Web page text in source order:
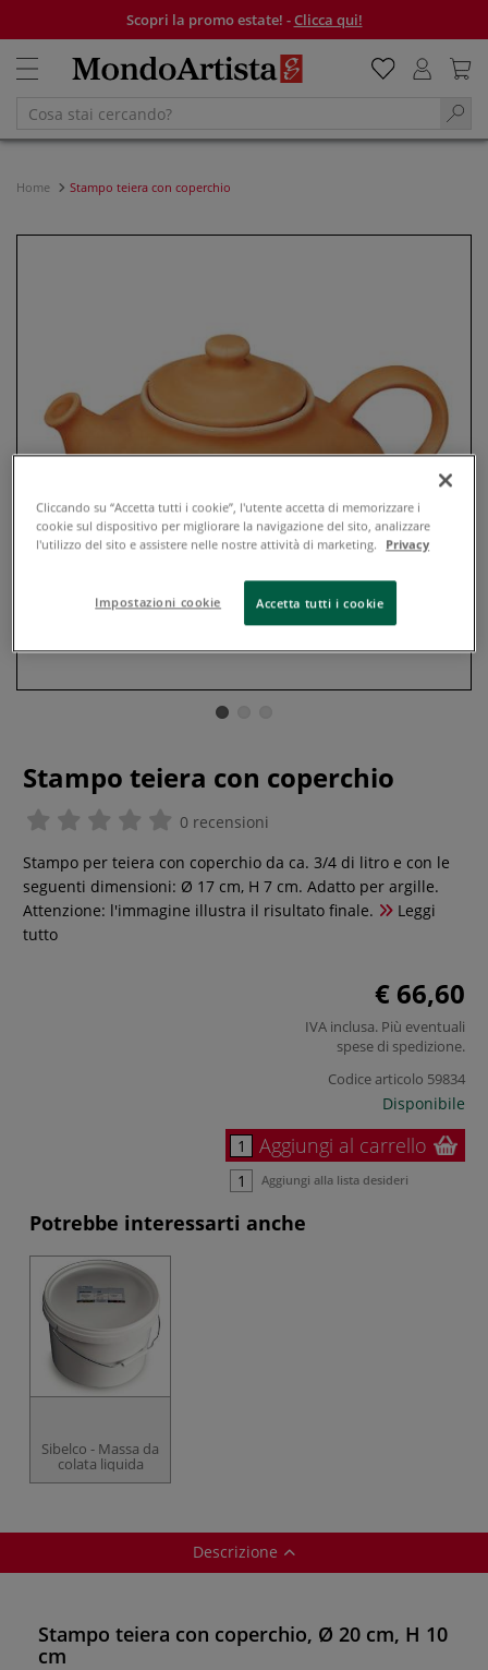
Scopri la promo estate! -Clicca qui!
Home Stampo teiera con coperchio
Stampo teiera con coperchio
0 recensioni
Stampo per teiera con coperchio da ca. 3/4 di litro e con le
seguenti dimensioni: Ø 17 cm, H 7 cm. Adatto per argille.
Attenzione: l'immagine illustra il risultato finale.
Leggi
tutto
€ 66,60
IVA inclusa. Più eventuali
spese di spedizione.
Codice articolo 59834
Disponibile
Aggiungi al carrello
Aggiungi alla lista desideri
Potrebbe interessarti anche
Sibelco - Massa da
colata liquida
Descrizione
Stampo teiera con coperchio, Ø 20 cm, H 10
cm
Cliccando su “Accetta tutti i cookie”, l'utente accetta di memorizzare i
cookie sul dispositivo per migliorare la navigazione del sito, analizzare
l'utilizzo del sito e assistere nelle nostre attività di marketing.
Privacy
Impostazioni cookie Accetta tutti i cookie